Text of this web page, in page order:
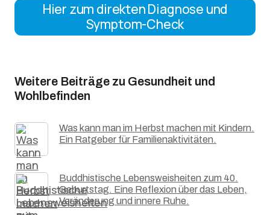
Hier zum direkten Diagnose und
Symptom-Check
Weitere Beiträge zu Gesundheit und
Wohlbefinden
Was kann man im Herbst machen mit Kindern.
Ein Ratgeber für Familienaktivitäten.
Buddhistische Lebensweisheiten zum 40.
Geburtstag. Eine Reflexion über das Leben,
Veränderung und innere Ruhe.